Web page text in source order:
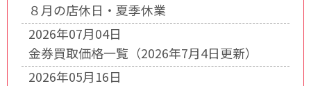
８月の店休日・夏季休業
2026年07月04日
金券買取価格一覧（2026年7月4日更新）
2026年05月16日